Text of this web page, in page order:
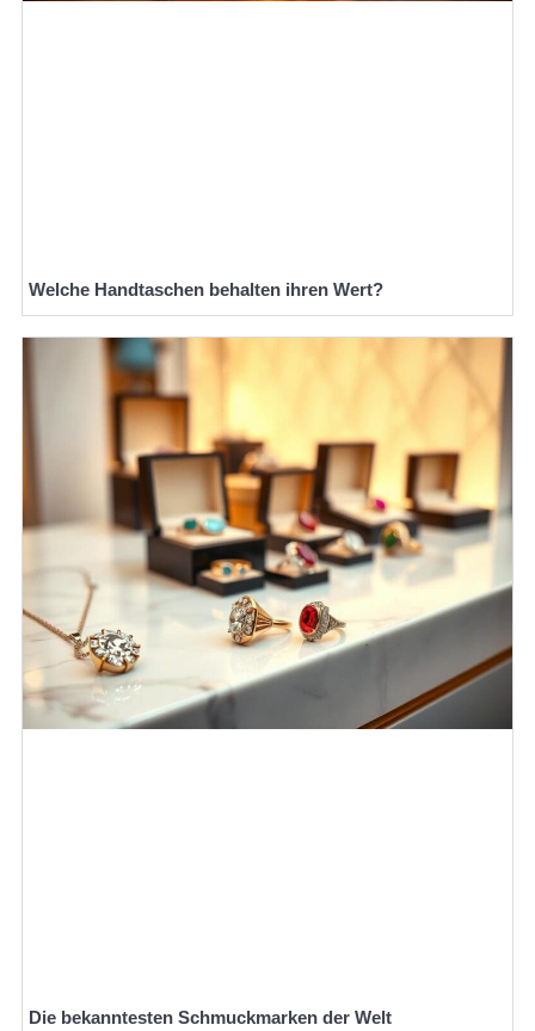
Welche Handtaschen behalten ihren Wert?
Die bekanntesten Schmuckmarken der Welt